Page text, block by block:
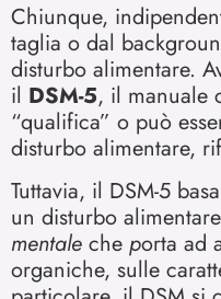
Chiunque,
taglia o dal
disturbo alimentare.
il DSM-5, il manuale
“qualifica” o può
disturbo alimentare,
Tuttavia, il DSM-5
un disturbo
mentale che porta ad
organiche, sulle